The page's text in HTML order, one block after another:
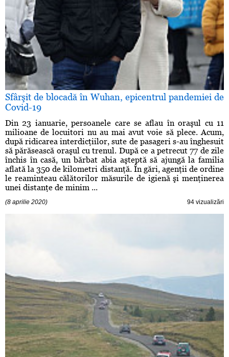
Sfârşit de blocadă în Wuhan, epicentrul pandemiei de
Covid-19
Din 23 ianuarie, persoanele care se aflau în oraşul cu 11
milioane de locuitori nu au mai avut voie să plece. Acum,
după ridicarea interdicţiilor, sute de pasageri s-au înghesuit
să părăsească oraşul cu trenul. După ce a petrecut 77 de zile
închis în casă, un bărbat abia aşteptă să ajungă la familia
aflată la 350 de kilometri distanţă. În gări, agenţii de ordine
le reaminteau călătorilor măsurile de igienă şi menţinerea
unei distanţe de minim ...
(8 aprilie 2020) 94 vizualizări